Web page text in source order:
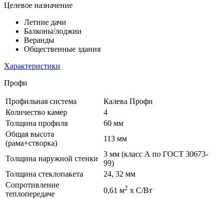
Целевое назначение
Летние дачи
Балконы/лоджии
Веранды
Общественные здания
Характеристики
Профи
Профильная система
Калева Профи
Количество камер
4
Толщина профиля
60 мм
Общая высота
(рама+створка)
113 мм
Толщина наружной стенки
3 мм (класс А по ГОСТ 30673-
99)
Толщина стеклопакета
24, 32 мм
Сопротивление
теплопередаче
0,61 м2 х С/Вт